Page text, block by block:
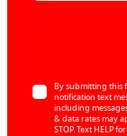
By submitting this
notification text
including
& data rates may
STOP. Text HELP